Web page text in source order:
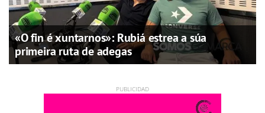
«O fin é xuntarnos»: Rubiá estrea a súa
primeira ruta de adegas